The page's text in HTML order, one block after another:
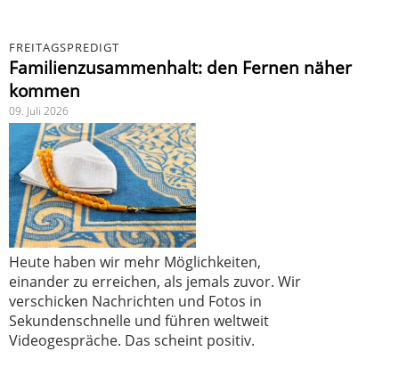
FREITAGSPREDIGT
Familienzusammenhalt: den Fernen näher
kommen
09. Juli 2026
Heute haben wir mehr Möglichkeiten,
einander zu erreichen, als jemals zuvor. Wir
verschicken Nachrichten und Fotos in
Sekundenschnelle und führen weltweit
Videogespräche. Das scheint positiv.